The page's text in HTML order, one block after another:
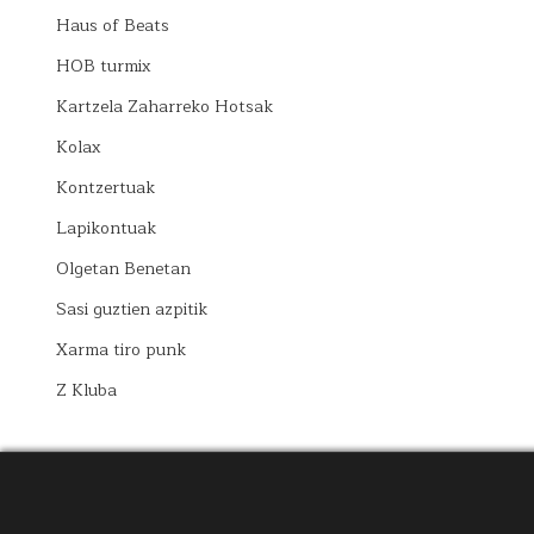
Haus of Beats
HOB turmix
Kartzela Zaharreko Hotsak
Kolax
Kontzertuak
Lapikontuak
Olgetan Benetan
Sasi guztien azpitik
Xarma tiro punk
Z Kluba